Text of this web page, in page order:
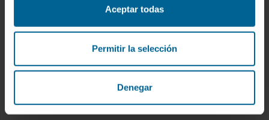
Aceptar todas
Permitir la selección
Denegar
Centro de Investigacion de la Clínica
Campus de la Universidad de Navarra
Organización